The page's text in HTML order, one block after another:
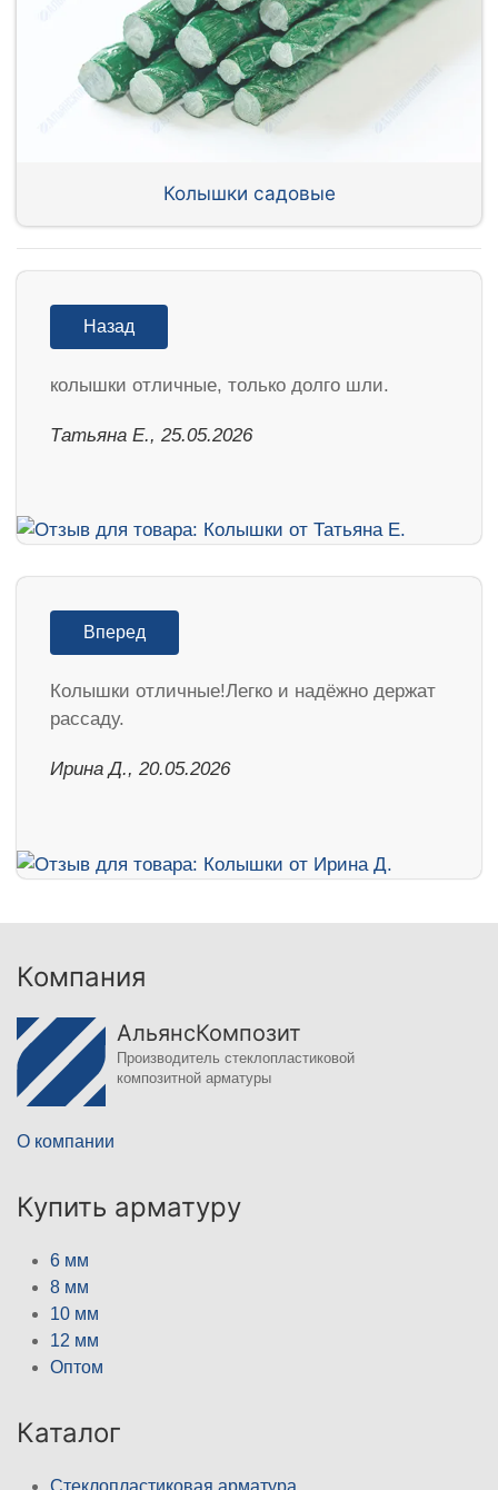
Колышки садовые
Назад
колышки отличные, только долго шли.
Татьяна Е., 25.05.2026
Вперед
Колышки отличные!Легко и надёжно держат
рассаду.
Ирина Д., 20.05.2026
Компания
АльянсКомпозит
Производитель стеклопластиковой
композитной арматуры
О компании
Купить арматуру
6 мм
8 мм
10 мм
12 мм
Оптом
Каталог